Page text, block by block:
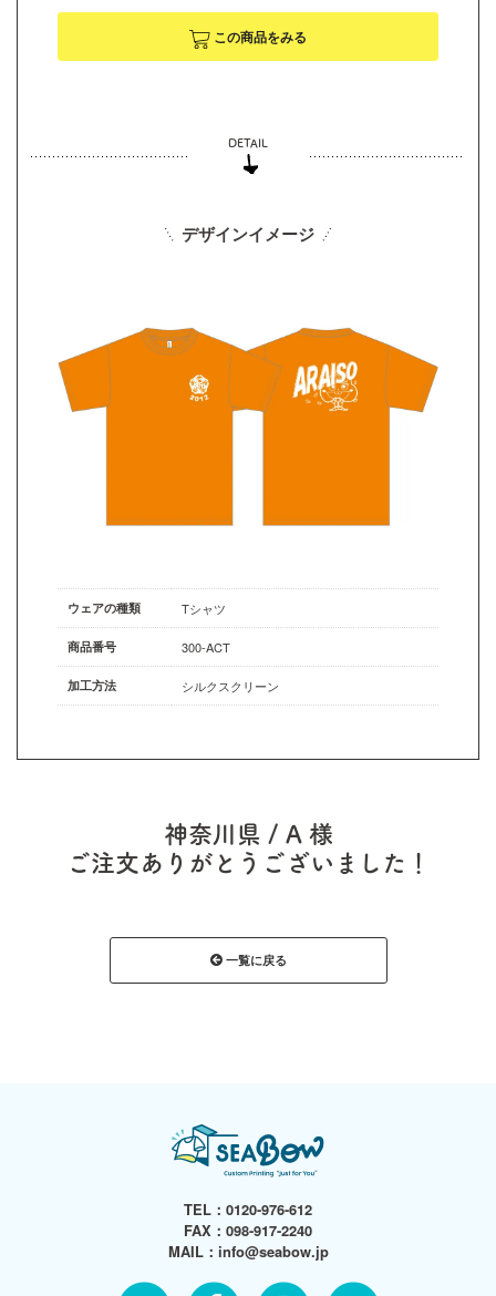
この商品をみる
デザインイメージ
ウェアの種類 Tシャツ
商品番号 300-ACT
加工方法 シルクスクリーン
神奈川県 / A 様
ご注文ありがとうございました！
一覧に戻る
TEL： 0120-976-612
FAX：098-917-2240
MAIL： info@seabow.jp